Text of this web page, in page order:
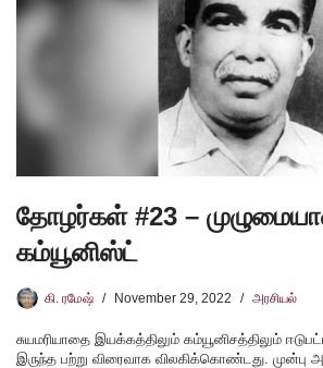
தோழர்கள் #23 –
கம்யூனிஸ்ட்
கி. ரமேஷ் November 29, 2022 அரசியல்
சுயமரியாதை இயக்கத்திலும் கம்யூனிசத்திலும்
இருந்த பற்று விரைவாக விலகிக்கொண்டது. முன்பு